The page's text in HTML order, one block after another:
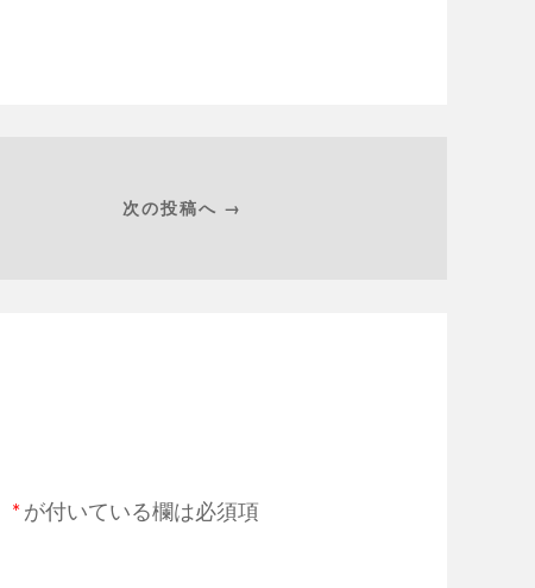
次の投稿へ →
*が付いている欄は必須項